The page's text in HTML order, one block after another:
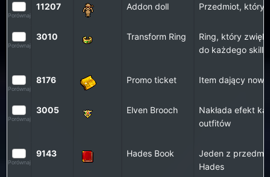
Porównaj
11207 Addon doll Przedmiot, który
Porównaj
3010 Transform Ring
Ring, który
do każdego skilla
Porównaj
8176 Promo ticket Item dający
Porównaj
3005 Elven Brooch
Nakłada efekt
outfitów
Porównaj
9143 Hades Book
Jeden z
Hades